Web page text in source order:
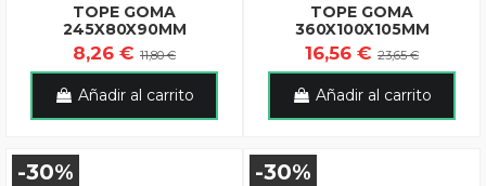
TOPE GOMA
245X80X90MM
8,26 € 11,80 €
Añadir al carrito
TOPE GOMA
360X100X105MM
16,56 € 23,65 €
Añadir al carrito
-30%
-30%